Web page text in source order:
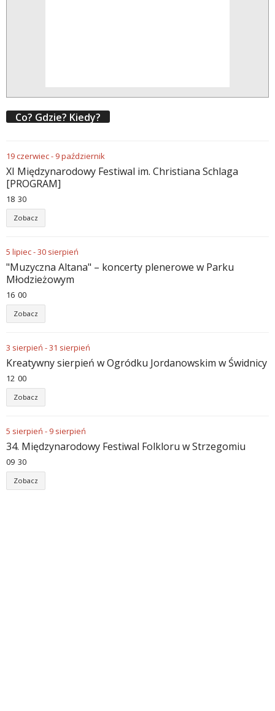
Co? Gdzie? Kiedy?
19czerwiec- 9październik
XI Międzynarodowy Festiwal im. Christiana Schlaga
[PROGRAM]
18 30
Zobacz
5 lipiec-30 sierpień
"Muzyczna Altana" – koncerty plenerowe w Parku
Młodzieżowym
16 00
Zobacz
3 sierpień -31 sierpień
Kreatywny sierpień w Ogródku Jordanowskim w Świdnicy
12 00
Zobacz
5 sierpień - 9 sierpień
34. Międzynarodowy Festiwal Folkloru w Strzegomiu
09 30
Zobacz